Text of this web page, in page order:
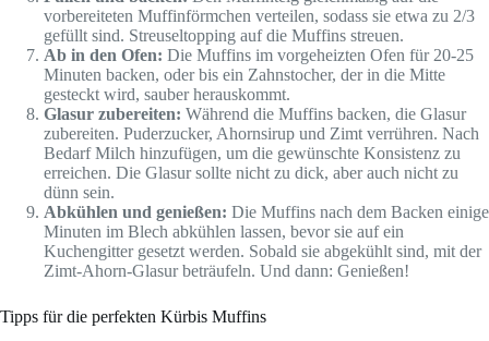
vorbereiteten Muffinförmchen verteilen, sodass sie etwa zu 2/3
gefüllt sind. Streuseltopping auf die Muffins streuen.
Ab in den Ofen: Die Muffins im vorgeheizten Ofen für 20-25
Minuten backen, oder bis ein Zahnstocher, der in die Mitte
gesteckt wird, sauber herauskommt.
Glasur zubereiten: Während die Muffins backen, die Glasur
zubereiten. Puderzucker, Ahornsirup und Zimt verrühren. Nach
Bedarf Milch hinzufügen, um die gewünschte Konsistenz zu
erreichen. Die Glasur sollte nicht zu dick, aber auch nicht zu
dünn sein.
Abkühlen und genießen: Die Muffins nach dem Backen einige
Minuten im Blech abkühlen lassen, bevor sie auf ein
Kuchengitter gesetzt werden. Sobald sie abgekühlt sind, mit der
Zimt-Ahorn-Glasur beträufeln. Und dann: Genießen!
Tipps für die perfekten Kürbis Muffins